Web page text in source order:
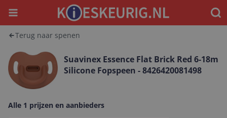
Menu
Terug naar spenen
Suavinex Essence Flat Brick Red 6-18m
Silicone Fopspeen - 8426420081498
Alle 1 prijzen en aanbieders